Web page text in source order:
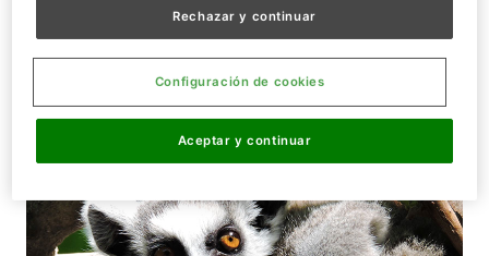
hábitats más fascinantes del planeta en un entorno
perfecto para disfrutar durante las horas vespertinas.
15 ecosistemas para explorar
por la tarde
Rechazar y continuar
Aceptar y continuar
Configuración de cookies